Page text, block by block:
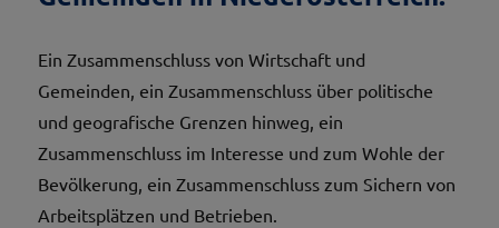
Ein Zusammenschluss von Wirtschaft und
Gemeinden, ein Zusammenschluss über politische
und geografische Grenzen hinweg, ein
Zusammenschluss im Interesse und zum Wohle der
Bevölkerung, ein Zusammenschluss zum Sichern von
Arbeitsplätzen und Betrieben.